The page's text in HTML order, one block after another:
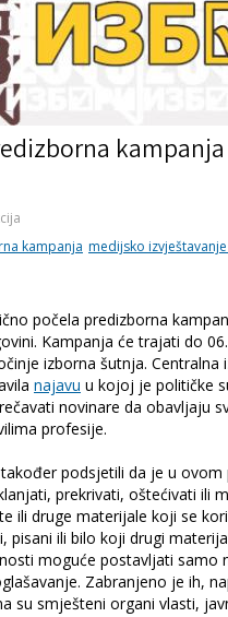
kampanja medijsko
počela predizborna
Kampanja će trajati do
izborna šutnja.
najavu u kojoj je političke
novinare da obavljaju
profesije.
podsjetili da je u
prekrivati, oštećivati ili
ili druge materijale koji se
pisani ili bilo koji drugi
moguće postavljati samo
Zabranjeno je ih,
su smješteni organi vlasti,